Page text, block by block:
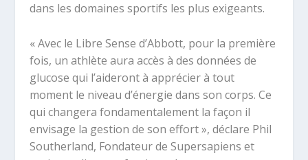
dans les domaines sportifs les plus exigeants.
« Avec le Libre Sense d’Abbott, pour la première
fois, un athlète aura accès à des données de
glucose qui l’aideront à apprécier à tout
moment le niveau d’énergie dans son corps. Ce
qui changera fondamentalement la façon il
envisage la gestion de son effort », déclare Phil
Southerland, Fondateur de Supersapiens et